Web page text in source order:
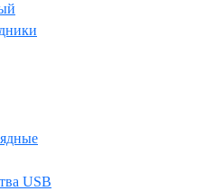
USB